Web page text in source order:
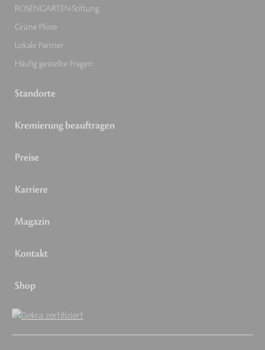
ROSENGARTEN-Stiftung
Grüne Pfote
Lokale Partner
Häufig gestellte Fragen
Standorte
Kremierung beauftragen
Preise
Karriere
Magazin
Kontakt
Shop